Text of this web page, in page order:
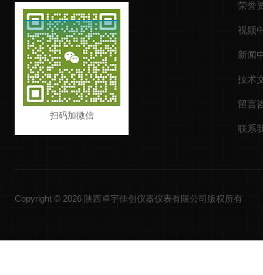
扫码加微信
荣誉
视频
新闻
技术
留言
联系
Copyright © 2026 陕西卓宇佳创仪器仪表有限公司版权所有